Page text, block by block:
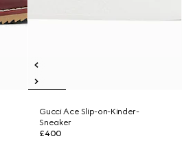
Gucci Ace Slip-on-Kinder-
Sneaker
£400